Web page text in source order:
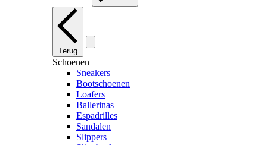
Terug
Schoenen
Sneakers
Bootschoenen
Loafers
Ballerinas
Espadrilles
Sandalen
Slippers